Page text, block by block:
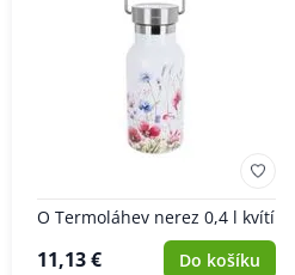
O Termoláhev nerez 0,4 l kvítí
11,13 € Do košíku